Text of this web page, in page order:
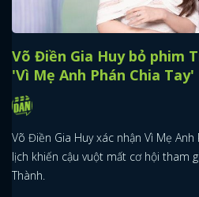
Võ Điền Gia Huy bỏ phim
'Vì Mẹ Anh Phán Chia Tay'
Võ Điền Gia Huy xác nhận Vì Mẹ
lịch khiến cậu vuột mất cơ hội tham
Thành.